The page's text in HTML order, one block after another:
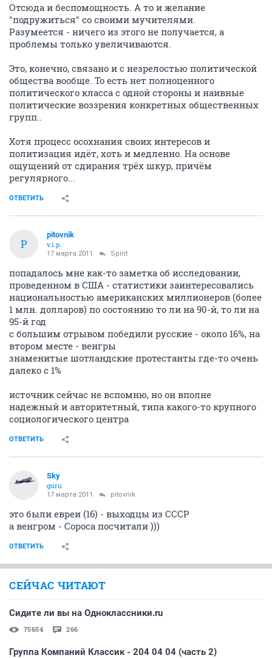
Отсюда и беспомощность. А то и желание
"подружиться" со своими мучителями.
Разумеется - ничего из этого не получается, а
проблемы только увеличиваются.
Это, конечно, связано и с незрелостью политической
общества вообще. То есть нет полноценного
политического класса с одной стороны и наивные
политические воззрения конкретных общественных
групп..
Хотя процесс осохнания своих интересов и
политизация идёт, хоть и медленно. На основе
ощущений от сдирания трёх шкур, причём
регулярного...
ОТВЕТИТЬ
P
pitovnik
v.i.p.
17 марта 2011 Spirit
попадалось мне как-то заметка об исследовании,
проведенном в США - статистики заинтересовались
национальностью американских миллионеров (более
1 млн. долларов) по состоянию то ли на 90-й, то ли на
95-й год
с большим отрывом победили русские - около 16%, на
втором месте - венгры
знаменитые шотландские протестанты где-то очень
далеко с 1%
источник сейчас не вспомню, но он вполне
надежный и авторитетный, типа какого-то крупного
социологического центра
ОТВЕТИТЬ
Sky
guru
17 марта 2011 pitovnik
это были евреи (16) - выходцы из СССР
а венгром - Сороса посчитали )))
ОТВЕТИТЬ
СЕЙЧАС ЧИТАЮТ
Сидите ли вы на Одноклассники.ru
75654 266
Группа Компаний Классик - 204 04 04 (часть 2)